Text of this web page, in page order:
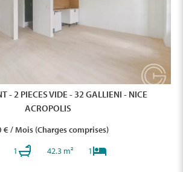
€ / Mois (Charges comprises)
1 42.3 m² 1
- 2 PIECES VIDE - 32 GALLIENI - NICE
ACROPOLIS